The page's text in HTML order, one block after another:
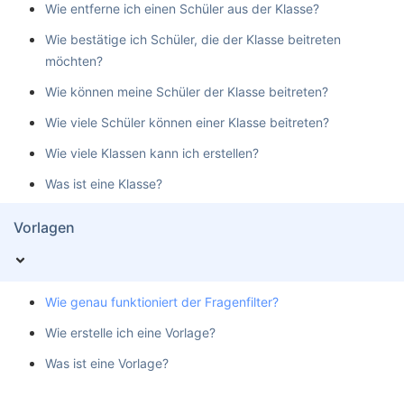
Wie entferne ich einen Schüler aus der Klasse?
Wie bestätige ich Schüler, die der Klasse beitreten
möchten?
Wie können meine Schüler der Klasse beitreten?
Wie viele Schüler können einer Klasse beitreten?
Wie viele Klassen kann ich erstellen?
Was ist eine Klasse?
Vorlagen
Wie genau funktioniert der Fragenfilter?
Wie erstelle ich eine Vorlage?
Was ist eine Vorlage?